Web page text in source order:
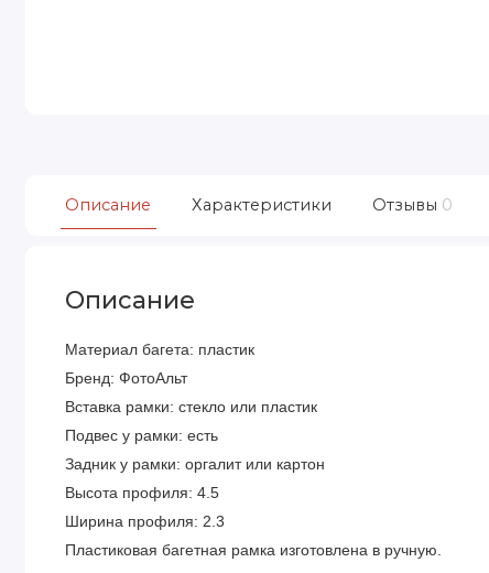
Описание Характеристики Отзывы 0
Описание
Материал багета: пластик
Бренд: ФотоАльт
Вставка рамки: стекло или пластик
Подвес у рамки: есть
Задник у рамки: оргалит или картон
Высота профиля: 4.5
Ширина профиля: 2.3
Пластиковая багетная рамка изготовлена в ручную.